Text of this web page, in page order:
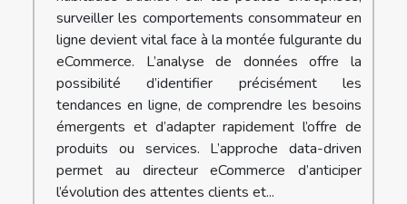
surveiller les comportements consommateur en
ligne devient vital face à la montée fulgurante du
eCommerce. L’analyse de données offre la
possibilité d’identifier précisément les
tendances en ligne, de comprendre les besoins
émergents et d’adapter rapidement l’offre de
produits ou services. L’approche data-driven
permet au directeur eCommerce d’anticiper
l’évolution des attentes clients et...